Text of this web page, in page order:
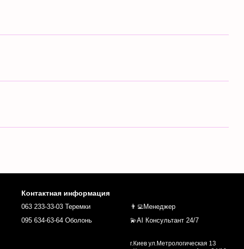
Контактная информация
063 233-33-03 Теремки
095 634-63-64 Оболонь
👨‍💻Менеджер
💫AI Консультант 24/7
г.Киев ул.Метрологическая 13